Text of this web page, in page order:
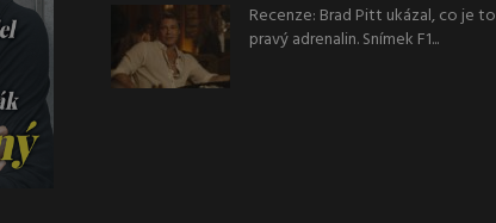
Recenze: Brad Pitt ukázal, co je to
pravý adrenalin. Snímek F1...